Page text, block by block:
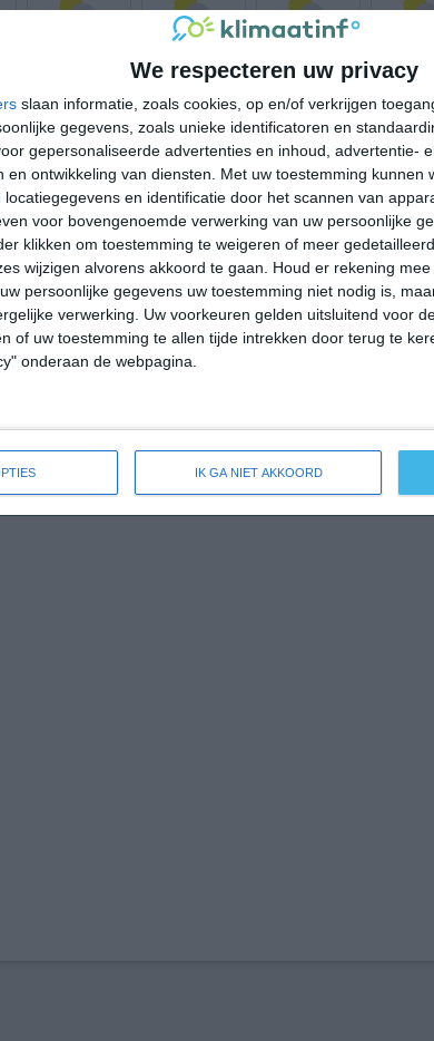
We respecteren uw privacy
slaan informatie, zoals cookies, op en/of verkrijgen
gegevens, zoals unieke identificatoren en
gepersonaliseerde advertenties en inhoud, advertentie-
en ontwikkeling van diensten.
Met uw toestemming kunnen
en identificatie door het scannen van
voor bovengenoemde verwerking van uw persoonlijke
klikken om toestemming te weigeren of meer
wijzigen alvorens akkoord te gaan.
Houd er rekening
persoonlijke gegevens uw toestemming niet nodig is,
verwerking. Uw voorkeuren gelden uitsluitend voor
of uw toestemming te allen tijde intrekken door terug te
onderaan de webpagina.
IK GA NIET AKKOORD
23°C 22°C 21°C 16°C
14:00 17:00 20:00 23:00
14:00 17:00 20:00 23:00
W 3 W 3 W 2 WNW 2 W
weersverwachting voor Wolsdorf